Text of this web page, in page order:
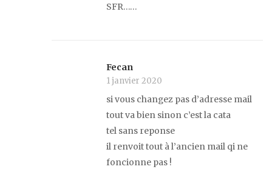
SFR……
Fecan
1 janvier 2020
si vous changez pas d’adresse mail
tout va bien sinon c’est la cata
tel sans reponse
il renvoit tout à l’ancien mail qi ne
foncionne pas !